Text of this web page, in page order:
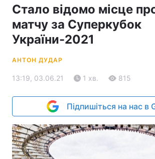
Стало відомо місце
матчу за Суперкубок
України-2021
АНТОН ДУДАР
13:19, 03.06.21 1 хв. 815
Підпишіться на нас в